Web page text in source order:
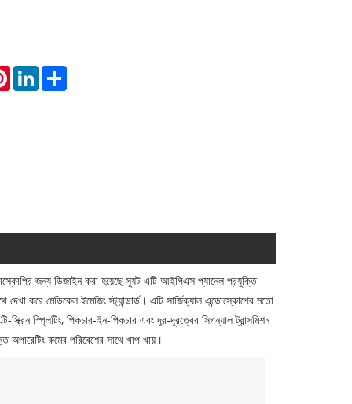
PinterestLinkedInShare
জন্য ডিজাইন করা হয়েছে স্যুট এটি আইপিএস প্যানেল প্রযুক্তি
মেডিকেল ইমেজিং স্ট্যান্ডার্ড। এটি সার্জিক্যাল এন্ডোস্কোপের মতো
স্প্লিটিং, পিকচার-ইন-পিকচার এবং দূর-দূরত্বের সিগন্যাল ট্রান্সমিশন
রুমের পরিবেশের সাথে খাপ খায়।